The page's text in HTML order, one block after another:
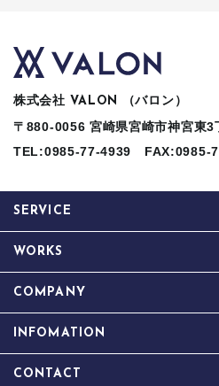
株式会社 VALON
（バロン）
〒880-0056 宮崎県宮崎市神宮東
TEL:0985-77-4939 FAX:0985-
SERVICE
WORKS
COMPANY
INFOMATION
CONTACT